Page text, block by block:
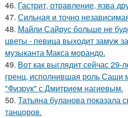
46. Гастрит, отравление, язва
47. Сильная и точно
48. Майли Сайрус больше не
цветы - певица выходит замуж
музыканта Макса морандо.
49. Вот как выглядит сейчас 29-
гренц, исполнившая роль Саши
"Физрук" с Дмитрием нагиевым.
50. Татьяна буланова показала
танцоров.